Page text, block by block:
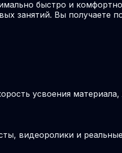
быстро и
занятий. Вы получаете
усвоения
видеоролики и